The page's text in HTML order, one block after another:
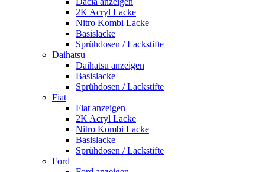
2K Acryl Lacke
Nitro Kombi Lacke
Basislacke
Sprühdosen / Lackstifte
Daihatsu
Daihatsu anzeigen
Basislacke
Sprühdosen / Lackstifte
Fiat
Fiat anzeigen
2K Acryl Lacke
Nitro Kombi Lacke
Basislacke
Sprühdosen / Lackstifte
Ford